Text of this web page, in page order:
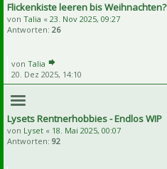
Flickenkiste leeren bis Weihnachten?
von Talia « 23. Nov 2025, 09:27
Antworten: 26
von Talia
20. Dez 2025, 14:10
Lysets Rentnerhobbies - Endlos WIP
von Lyset « 18. Mai 2025, 00:07
Antworten: 92